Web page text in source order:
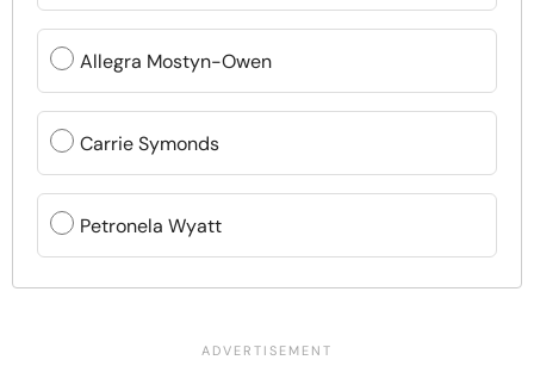
Allegra Mostyn-Owen
Carrie Symonds
Petronela Wyatt